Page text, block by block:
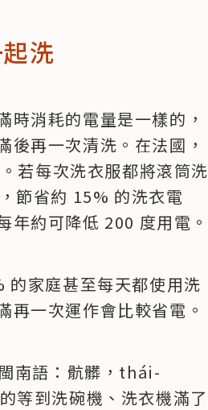
洗
消耗的電量是一樣的，
後再一次清洗。在法國，
若每次洗衣服都將滾筒洗
節省約 15% 的洗衣電
年約可降低 200 度用電。
的家庭甚至每天都使用洗
再一次運作會比較省電。
南語：骯髒，thái-
等到洗碗機、洗衣機滿了